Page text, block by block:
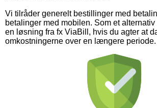
Vi tilråder generelt bestillinger med
betalinger med mobilen. Som et
en løsning fra fx ViaBill, hvis du agter at
omkostningerne over en længere periode.